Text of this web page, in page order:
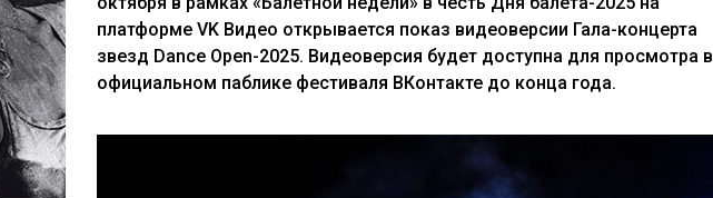
платформе VK Видео открывается показ видеоверсии Гала-концерта
звезд Dance Open-2025. Видеоверсия будет доступна для просмотра в
официальном паблике фестиваля ВКонтакте до конца года.